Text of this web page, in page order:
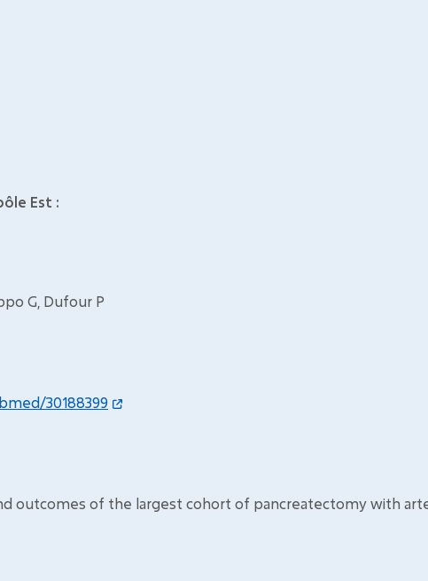
Est :
G, Dufour P
30188399
outcomes of the largest cohort of pancreatectomy with